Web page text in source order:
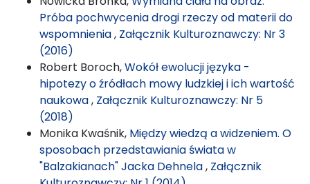
Próba pochwycenia drogi rzeczy od materii do
wspomnienia, Załącznik Kulturoznawczy: Nr 3
(2016)
Robert Boroch,Wokół ewolucji języka -
hipotezy o źródłach mowy ludzkiej i ich wartość
naukowa, Załącznik Kulturoznawczy: Nr 5
(2018)
Monika Kwaśnik, Między wiedzą a widzeniem. O
sposobach przedstawiania świata w
"Balzakianach" Jacka Dehnela, Załącznik